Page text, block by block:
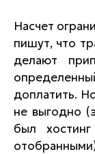
Насчет
пишут, что
делают
доплатить.
не выгодно
был